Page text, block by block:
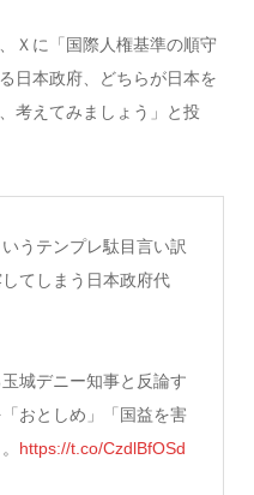
Ｘに「国際人権基準の順守
日本政府、どちらが日本を
考えてみましょう」と投
うテンプレ駄目言い訳
てしまう日本政府代
城デニー知事と反論す
おとしめ」「国益を害
https://t.co/CzdlBfOSd